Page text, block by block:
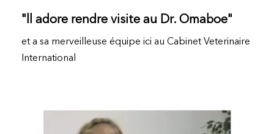
"ll adore rendre visite au Dr. Omaboe"
et a sa merveilleuse équipe ici au Cabinet Veterinaire
International